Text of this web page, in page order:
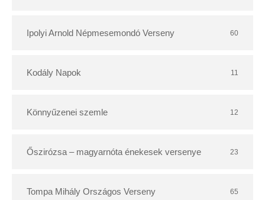
Ipolyi Arnold Népmesemondó Verseny 60
Kodály Napok 11
Könnyűzenei szemle 12
Őszirózsa – magyarnóta énekesek versenye 23
Tompa Mihály Országos Verseny 65